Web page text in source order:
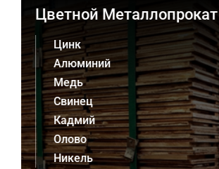
Цветной Металлопрокат
Цинк
Алюминий
Медь
Свинец
Кадмий
Олово
Никель